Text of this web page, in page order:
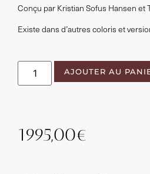
Conçu par Kristian Sofus Hansen et
Existe dans d’autres coloris et
AJOUTER AU
1995,00€